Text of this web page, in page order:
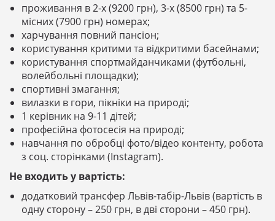
проживання в 2-х (9200 грн), 3-х (8500 грн) та 5-
місних (7900 грн) номерах;
харчування повний пансіон;
користування критими та відкритими басейнами;
користування спортмайданчиками (футбольні,
волейбольні площадки);
спортивні змагання;
вилазки в гори, пікніки на природі;
1 керівник на 9-11 дітей;
професійна фотосесія на природі;
навчання по обробці фото/відео контенту, робота
з соц. сторінками (Instagram).
Не входить у вартість:
додатковий трансфер Львів-табір-Львів (вартість в
одну сторону – 250 грн, в дві сторони – 450 грн).